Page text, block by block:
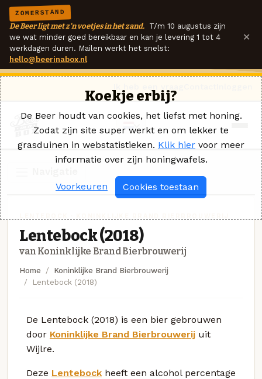
ZOMERSTAND
De Beer ligt met z'n voetjes in het zand. T/m 10 augustus zijn
we wat minder goed bereikbaar en kan je levering 1 tot 4
werkdagen duren. Mailen werkt het snelst:
hello@beerinabox.nl
×
Lentebock (2018)
van Koninklijke Brand Bierbrouwerij
Home
Koninklijke Brand Bierbrouwerij
Lentebock (2018)
De Lentebock (2018) is een bier gebrouwen
door Koninklijke Brand Bierbrouwerij uit
Wijlre.
Deze Lentebock heeft een alcohol percentage
Koekje erbij?
De Beer houdt van cookies, het liefst met honing.
Zodat zijn site super werkt en om lekker te
grasduinen in webstatistieken. Klik hier voor meer
informatie over zijn honingwafels.
Voorkeuren Cookies toestaan